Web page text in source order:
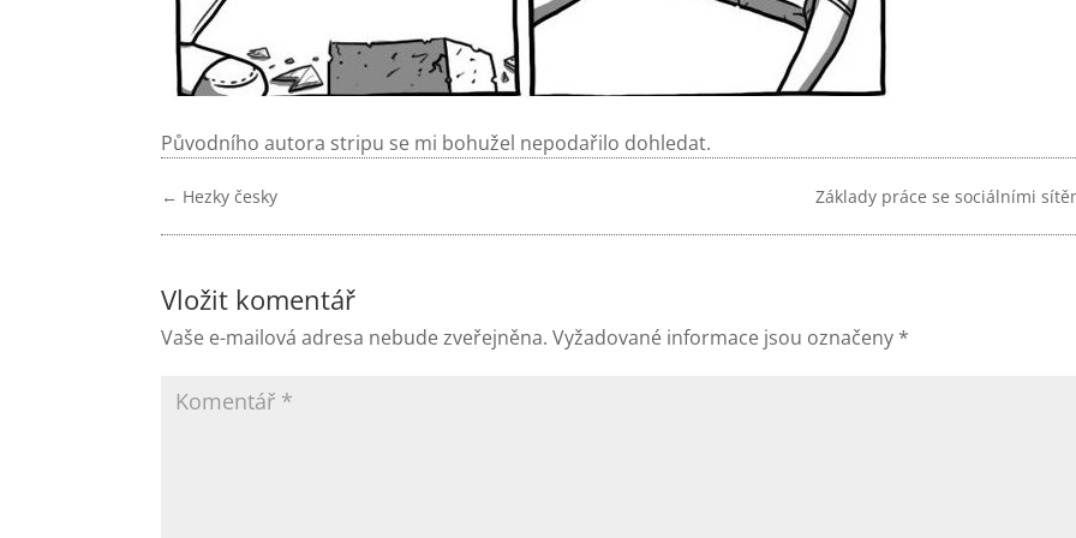
Původního autora stripu se mi bohužel nepodařilo dohledat.
← Hezky česky Základy práce se sociálními
Vložit komentář
Vaše e-mailová adresa nebude zveřejněna. Vyžadované informace jsou označeny *